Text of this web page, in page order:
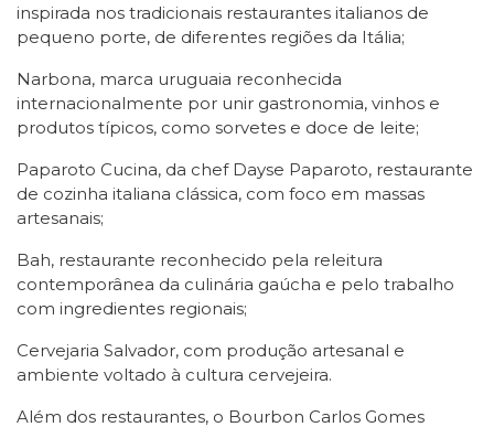
inspirada nos tradicionais restaurantes italianos de
pequeno porte, de diferentes regiões da Itália;
Narbona, marca uruguaia reconhecida
internacionalmente por unir gastronomia, vinhos e
produtos típicos, como sorvetes e doce de leite;
Paparoto Cucina, da chef Dayse Paparoto, restaurante
de cozinha italiana clássica, com foco em massas
artesanais;
Bah, restaurante reconhecido pela releitura
contemporânea da culinária gaúcha e pelo trabalho
com ingredientes regionais;
Cervejaria Salvador, com produção artesanal e
ambiente voltado à cultura cervejeira.
Além dos restaurantes, o Bourbon Carlos Gomes